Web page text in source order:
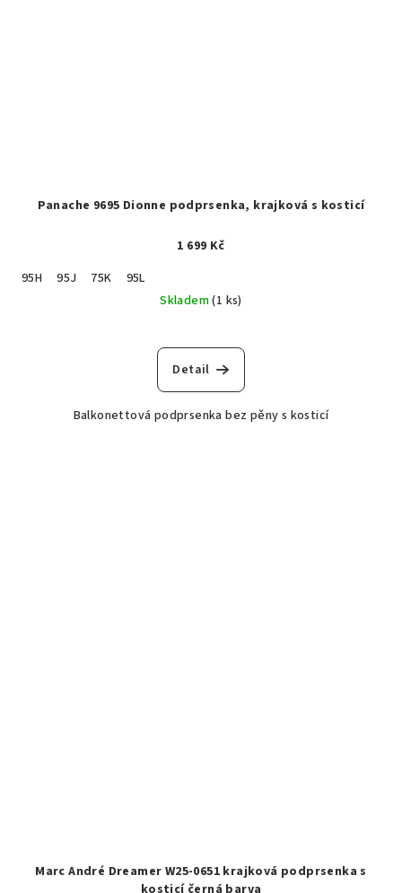
Panache 9695 Dionne podprsenka, krajková s kosticí
1 699 Kč
95H
95J 75K
95L
Skladem(1 ks)
Detail
Balkonettová podprsenka bez pěny s kosticí
Marc André Dreamer W25-0651 krajková podprsenka s
kosticí černá barva